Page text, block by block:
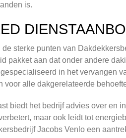
is.
de sterke punten van
pakket aan dat onder andere
in het vervangen
voor alle dakgerelateerde
biedt het bedrijf advies over en
maar ook leidt tot
Jacobs Venlo een